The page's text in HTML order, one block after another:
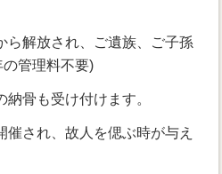
ら解放され、ご遺族、ご子孫
管理料不要)
骨も受け付けます。
催され、故人を偲ぶ時が与え